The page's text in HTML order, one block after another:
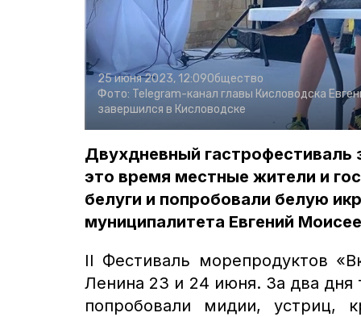
25 июня 2023, 12:09Общество
Фото: Telegram-канал главы Кисловодска
завершился в Кисловодске
Двухдневный гастрофестиваль
это время местные жители и
белуги и попробовали белую
муниципалитета Евгений
II Фестиваль морепродуктов
Ленина 23 и 24 июня. За два дня
попробовали мидии, устриц,